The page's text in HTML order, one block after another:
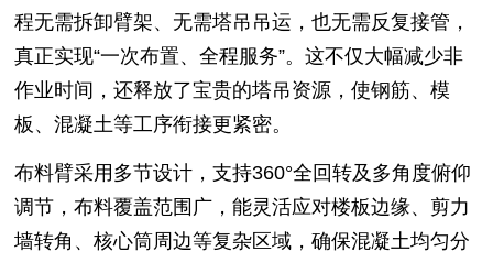
程无需拆卸臂架、无需塔吊吊运，也无需反复接管，
真正实现“一次布置、全程服务”。这不仅大幅减少非
作业时间，还释放了宝贵的塔吊资源，使钢筋、模
板、混凝土等工序衔接更紧密。
布料臂采用多节设计，支持360°全回转及多角度俯仰
调节，布料覆盖范围广，能灵活应对楼板边缘、剪力
墙转角、核心筒周边等复杂区域，确保混凝土均匀分